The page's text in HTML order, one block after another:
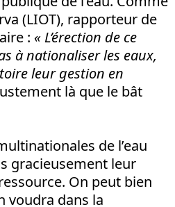
(LIOT), rapporteur de
: « L’érection de ce
à nationaliser les eaux,
leur gestion en
là que le bât
de l’eau
gracieusement leur
On peut bien
voudra dans la